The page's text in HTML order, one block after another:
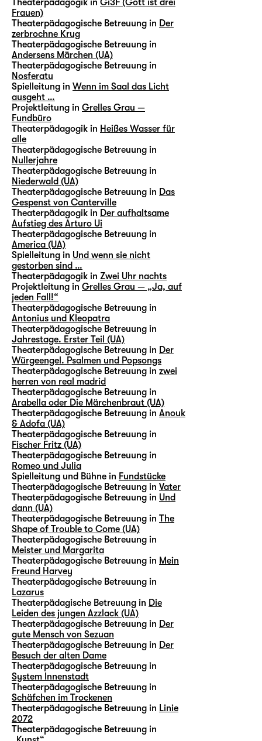
Theaterpädagogik in Gi3F (Gott ist drei
Frauen)
Theaterpädagogische Betreuung in Der
zerbrochne Krug
Theaterpädagogische Betreuung in
Andersens Märchen (UA)
Theaterpädagogische Betreuung in
Nosferatu
Spielleitung in Wenn im Saal das Licht
ausgeht …
Projektleitung in Grelles Grau —
Fundbüro
Theaterpädagogik in Heißes Wasser für
alle
Theaterpädagogische Betreuung in
Nullerjahre
Theaterpädagogische Betreuung in
Niederwald (UA)
Theaterpädagogische Betreuung in Das
Gespenst von Canterville
Theaterpädagogik in Der aufhaltsame
Aufstieg des Arturo Ui
Theaterpädagogische Betreuung in
America (UA)
Spielleitung in Und wenn sie nicht
gestorben sind …
Theaterpädagogik in Zwei Uhr nachts
Projektleitung in Grelles Grau — „Ja, auf
jeden Fall!“
Theaterpädagogische Betreuung in
Antonius und Kleopatra
Theaterpädagogische Betreuung in
Jahrestage. Erster Teil (UA)
Theaterpädagogische Betreuung in Der
Würgeengel. Psalmen und Popsongs
Theaterpädagogische Betreuung in zwei
herren von real madrid
Theaterpädagogische Betreuung in
Arabella oder Die Märchenbraut (UA)
Theaterpädagogische Betreuung in Anouk
& Adofa (UA)
Theaterpädagogische Betreuung in
Fischer Fritz (UA)
Theaterpädagogische Betreuung in
Romeo und Julia
Spielleitung und Bühne in Fundstücke
Theaterpädagogische Betreuung in Vater
Theaterpädagogische Betreuung in Und
dann (UA)
Theaterpädagogische Betreuung in The
Shape of Trouble to Come (UA)
Theaterpädagogische Betreuung in
Meister und Margarita
Theaterpädagogische Betreuung in Mein
Freund Harvey
Theaterpädagogische Betreuung in
Lazarus
Theaterpädagische Betreuung in Die
Leiden des jungen Azzlack (UA)
Theaterpädagogische Betreuung in Der
gute Mensch von Sezuan
Theaterpädagogische Betreuung in Der
Besuch der alten Dame
Theaterpädagogische Betreuung in
System Innenstadt
Theaterpädagogische Betreuung in
Schäfchen im Trockenen
Theaterpädagogische Betreuung in Linie
2072
Theaterpädagogische Betreuung in